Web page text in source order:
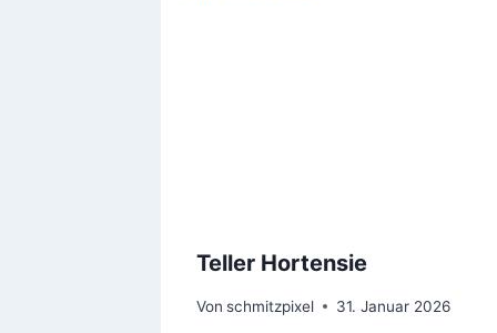
Teller Hortensie
Von schmitzpixel 31. Januar 2026